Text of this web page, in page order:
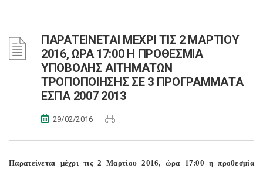
ΠΑΡΑΤΕΙΝΕΤΑΙ ΜΕΧΡΙ ΤΙΣ 2 ΜΑΡΤΙΟΥ
2016, ΩΡΑ 17:00 Η ΠΡΟΘΕΣΜΙΑ
ΥΠΟΒΟΛΗΣ ΑΙΤΗΜΑΤΩΝ
ΤΡΟΠΟΠΟΙΗΣΗΣ ΣΕ 3 ΠΡΟΓΡΑΜΜΑΤΑ
ΕΣΠΑ 2007 2013
29/02/2016
Παρατείνεται μέχρι τις 2 Μαρτίου 2016, ώρα 17:00 η προθεσμία